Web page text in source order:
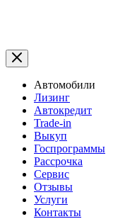
Автомобили
Лизинг
Автокредит
Trade-in
Выкуп
Госпрограммы
Рассрочка
Сервис
Отзывы
Услуги
Контакты